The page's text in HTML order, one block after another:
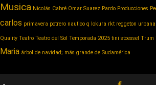
Musica Nicolás Cabré Omar Suarez Pardo Producciones
carlos primavera potrero nautico q lokura rkt reggeton
Quality Teatro Teatro del Sol Temporada 2025 tini stoessel Trum
Maria árbol de navidad; más grande de Sudamérica